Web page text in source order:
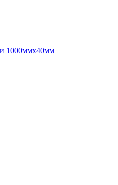
1000ммх40мм